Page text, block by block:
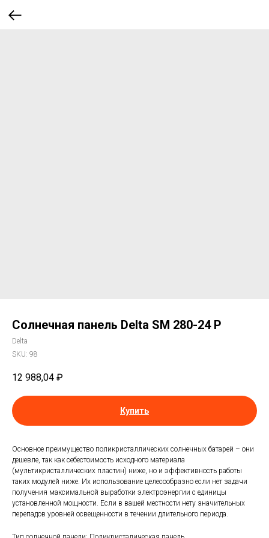
Солнечная панель Delta SM 280-24 P
Delta
SKU: 98
12 988,04 ₽
Купить
Основное преимущество поликристаллических солнечных батарей – они
дешевле, так как себестоимость исходного материала
(мультикристаллических пластин) ниже, но и эффективность работы
таких модулей ниже. Их использование целесообразно если нет задачи
получения максимальной выработки электроэнергии с единицы
установленной мощности. Если в вашей местности нету значительных
перепадов уровней освещенности в течении длительного периода.